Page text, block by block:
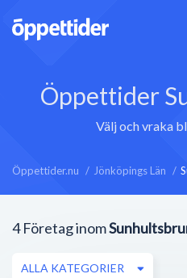
Öppettider
Välj och vraka
Öppettider.nu Jönköpings Län
4 Företag inom
ALLA KATEGORIER